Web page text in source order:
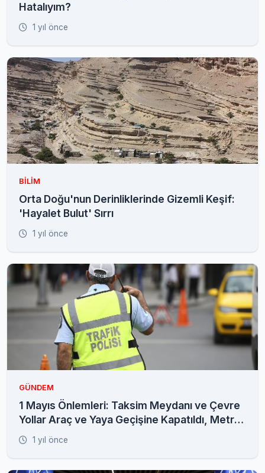
Hatalıyım?
1 yıl önce
BILIM
Orta Doğu'nun Derinliklerinde Gizemli Keşif:
'Hayalet Bulut' Sırrı
1 yıl önce
GÜNDEM
1 Mayıs Önlemleri: Taksim Meydanı ve Çevre
Yollar Araç ve Yaya Geçişine Kapatıldı, Metro
ve Metrobüs Seferleri Durduruldu
1 yıl önce